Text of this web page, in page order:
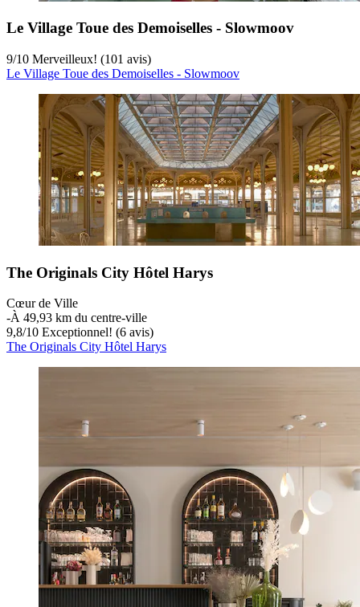
Le Village Toue des Demoiselles - Slowmoov
9/10 Merveilleux! (101 avis)
Le Village Toue des Demoiselles - Slowmoov
The Originals City Hôtel Harys
Cœur de Ville
‐À 49,93 km du centre-ville
9,8/10 Exceptionnel! (6 avis)
The Originals City Hôtel Harys